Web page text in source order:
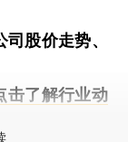
司股价走势、
击了解行业动